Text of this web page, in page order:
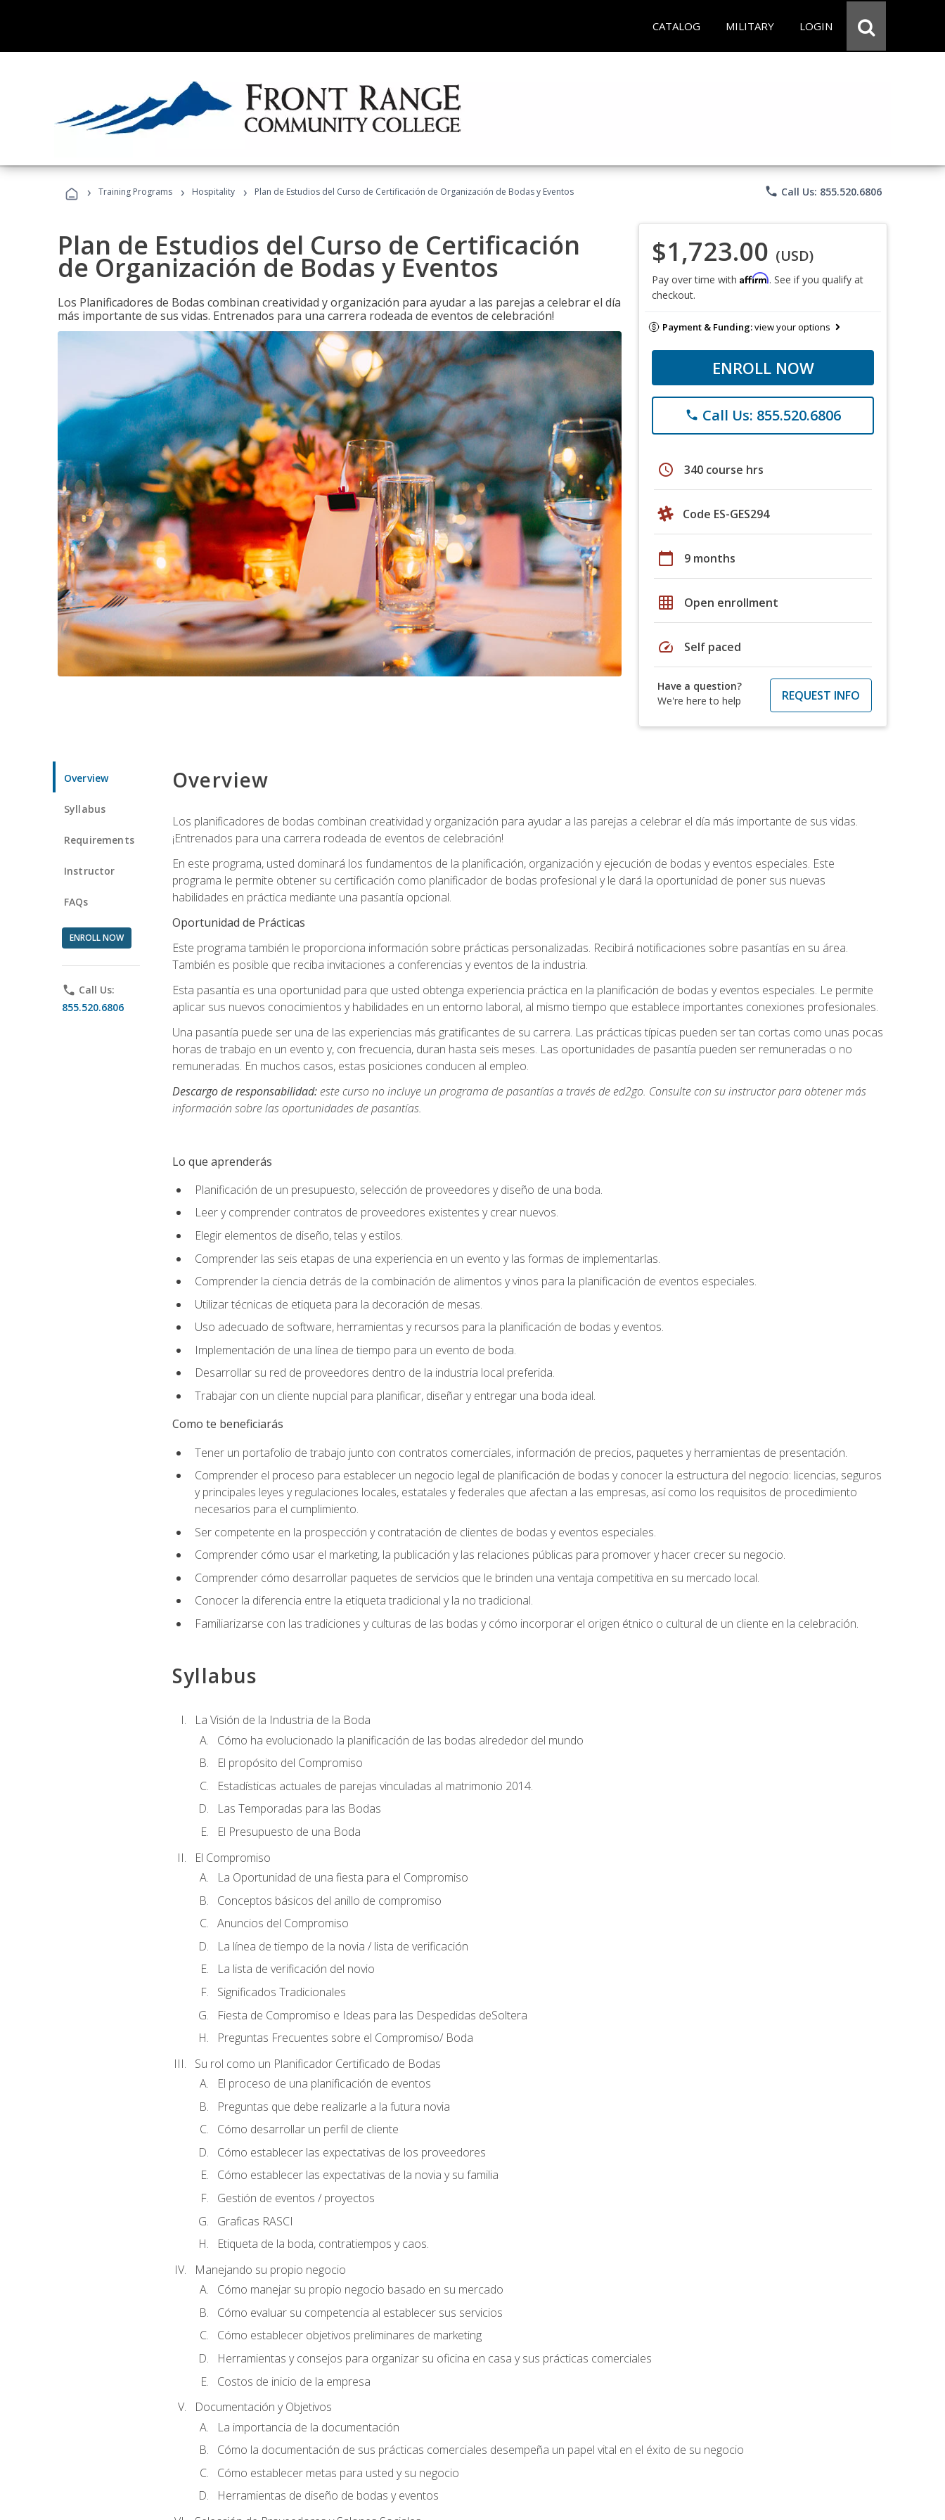
CATALOG MILITARY LOGIN
› Training Programs › Hospitality › Plan de Estudios del Curso de Certificación de Organización de Bodas y Eventos phone Call Us: 855.520.6806
Plan de Estudios del Curso de Certificación
de Organización de Bodas y Eventos
Los Planificadores de Bodas combinan creatividad y organización para ayudar a las parejas a celebrar el día
más importante de sus vidas. Entrenados para una carrera rodeada de eventos de celebración!
$1,723.00 (USD)
Pay over time with Affirm. See if you qualify at
checkout.
Payment & Funding:view your options
ENROLL NOW
phone Call Us: 855.520.6806
schedule 340 course hrs
Code ES-GES294
calendar_today 9 months
grid_on Open enrollment
speed Self paced
Have a question?
We're here to help
REQUEST INFO
Overview
Syllabus
Requirements
Instructor
FAQs
ENROLL NOW
phone Call Us:
855.520.6806
Overview
Los planificadores de bodas combinan creatividad y organización para ayudar a las parejas a celebrar el día más importante de sus vidas.
¡Entrenados para una carrera rodeada de eventos de celebración!
En este programa, usted dominará los fundamentos de la planificación, organización y ejecución de bodas y eventos especiales. Este
programa le permite obtener su certificación como planificador de bodas profesional y le dará la oportunidad de poner sus nuevas
habilidades en práctica mediante una pasantía opcional.
Oportunidad de Prácticas
Este programa también le proporciona información sobre prácticas personalizadas. Recibirá notificaciones sobre pasantías en su área.
También es posible que reciba invitaciones a conferencias y eventos de la industria.
Esta pasantía es una oportunidad para que usted obtenga experiencia práctica en la planificación de bodas y eventos especiales. Le permite
aplicar sus nuevos conocimientos y habilidades en un entorno laboral, al mismo tiempo que establece importantes conexiones profesionales.
Una pasantía puede ser una de las experiencias más gratificantes de su carrera. Las prácticas típicas pueden ser tan cortas como unas pocas
horas de trabajo en un evento y, con frecuencia, duran hasta seis meses. Las oportunidades de pasantía pueden ser remuneradas o no
remuneradas. En muchos casos, estas posiciones conducen al empleo.
Descargo de responsabilidad:este curso no incluye un programa de pasantías a través de ed2go. Consulte con su instructor para obtener más
información sobre las oportunidades de pasantías.
Lo que aprenderás
Planificación de un presupuesto, selección de proveedores y diseño de una boda.
Leer y comprender contratos de proveedores existentes y crear nuevos.
Elegir elementos de diseño, telas y estilos.
Comprender las seis etapas de una experiencia en un evento y las formas de implementarlas.
Comprender la ciencia detrás de la combinación de alimentos y vinos para la planificación de eventos especiales.
Utilizar técnicas de etiqueta para la decoración de mesas.
Uso adecuado de software, herramientas y recursos para la planificación de bodas y eventos.
Implementación de una línea de tiempo para un evento de boda.
Desarrollar su red de proveedores dentro de la industria local preferida.
Trabajar con un cliente nupcial para planificar, diseñar y entregar una boda ideal.
Como te beneficiarás
Tener un portafolio de trabajo junto con contratos comerciales, información de precios, paquetes y herramientas de presentación.
Comprender el proceso para establecer un negocio legal de planificación de bodas y conocer la estructura del negocio: licencias, seguros
y principales leyes y regulaciones locales, estatales y federales que afectan a las empresas, así como los requisitos de procedimiento
necesarios para el cumplimiento.
Ser competente en la prospección y contratación de clientes de bodas y eventos especiales.
Comprender cómo usar el marketing, la publicación y las relaciones públicas para promover y hacer crecer su negocio.
Comprender cómo desarrollar paquetes de servicios que le brinden una ventaja competitiva en su mercado local.
Conocer la diferencia entre la etiqueta tradicional y la no tradicional.
Familiarizarse con las tradiciones y culturas de las bodas y cómo incorporar el origen étnico o cultural de un cliente en la celebración.
Syllabus
La Visión de la Industria de la Boda
Cómo ha evolucionado la planificación de las bodas alrededor del mundo
El propósito del Compromiso
Estadísticas actuales de parejas vinculadas al matrimonio 2014.
Las Temporadas para las Bodas
El Presupuesto de una Boda
El Compromiso
La Oportunidad de una fiesta para el Compromiso
Conceptos básicos del anillo de compromiso
Anuncios del Compromiso
La línea de tiempo de la novia / lista de verificación
La lista de verificación del novio
Significados Tradicionales
Fiesta de Compromiso e Ideas para las Despedidas deSoltera
Preguntas Frecuentes sobre el Compromiso/ Boda
Su rol como un Planificador Certificado de Bodas
El proceso de una planificación de eventos
Preguntas que debe realizarle a la futura novia
Cómo desarrollar un perfil de cliente
Cómo establecer las expectativas de los proveedores
Cómo establecer las expectativas de la novia y su familia
Gestión de eventos / proyectos
Graficas RASCI
Etiqueta de la boda, contratiempos y caos.
Manejando su propio negocio
Cómo manejar su propio negocio basado en su mercado
Cómo evaluar su competencia al establecer sus servicios
Cómo establecer objetivos preliminares de marketing
Herramientas y consejos para organizar su oficina en casa y sus prácticas comerciales
Costos de inicio de la empresa
Documentación y Objetivos
La importancia de la documentación
Cómo la documentación de sus prácticas comerciales desempeña un papel vital en el éxito de su negocio
Cómo establecer metas para usted y su negocio
Herramientas de diseño de bodas y eventos